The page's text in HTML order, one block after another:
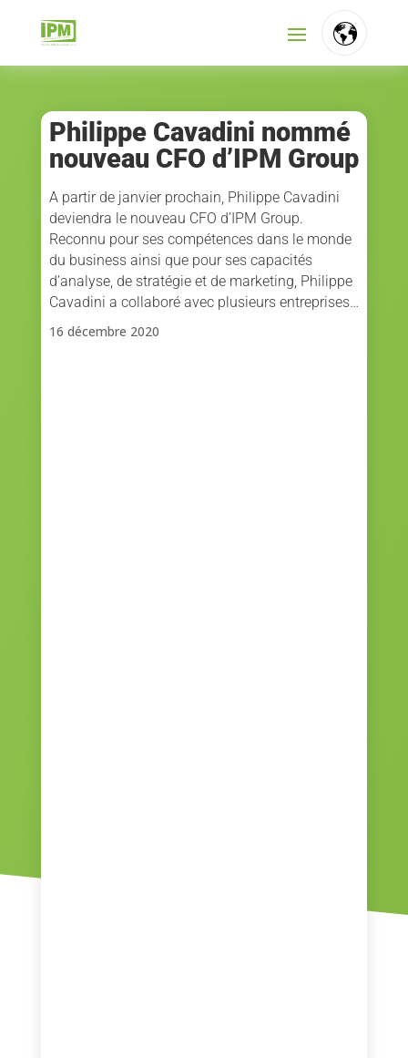
NL
EN
Philippe Cavadini nommé
nouveau CFO d’IPM Group
A partir de janvier prochain, Philippe Cavadini
deviendra le nouveau CFO d’IPM Group.
Reconnu pour ses compétences dans le monde
du business ainsi que pour ses capacités
d’analyse, de stratégie et de marketing, Philippe
Cavadini a collaboré avec plusieurs entreprises…
16 décembre 2020